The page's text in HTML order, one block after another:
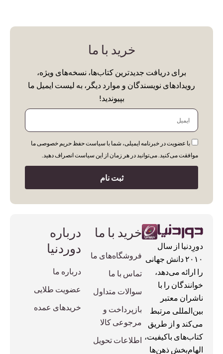
خرید با ما
برای دریافت جدیدترین کتاب‌ها، نسخه‌های ویژه،
رویدادهای نویسندگان و موارد دیگر، به لیست ایمیل ما
بپیوندید!
ایمیل
با عضویت در خبرنامه ایمیلی، شما با سیاست حفظ حریم خصوصی ما
موافقت می‌کنید. می‌توانید در هر زمان از این سیاست انصراف دهید.
ثبت نام
دورِدنیا از سال
۲۰۱۰ دانش جهانی
را ارائه می‌دهد،
خوانندگان را با
ناشران معتبر
بین‌المللی مرتبط
می‌کند و از طریق
کتاب‌های باکیفیت،
الهام‌بخش ذهن‌ها
خرید با ما
فروشگاه‌های ما
تماس با ما
سوالات متداول
بازپرداخت و
مرجوعی کالا
اطلاعات تحویل
درباره
دوردنیا
درباره ما
عضویت طلایی
خریدهای عمده